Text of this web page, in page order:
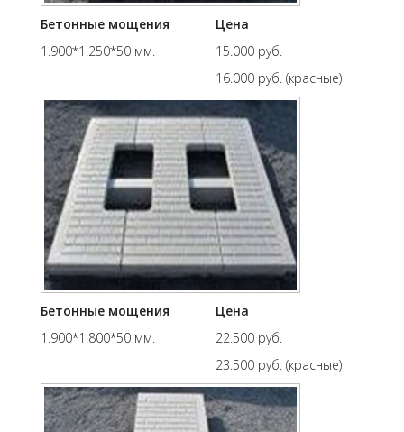
Бетонные мощения
1.900*1.250*50 мм.
Цена
15.000 руб.
16.000 руб. (красные)
Бетонные мощения
1.900*1.800*50 мм.
Цена
22.500 руб.
23.500 руб. (красные)